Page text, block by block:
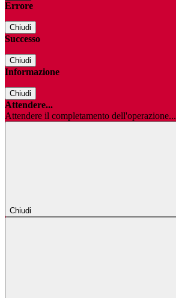
Errore
Chiudi
Successo
Chiudi
Informazione
Chiudi
Attendere...
Attendere il completamento dell'operazione...
Chiudi